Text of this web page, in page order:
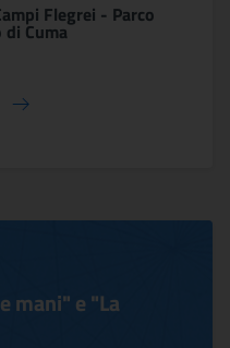
Flegrei - Parco
Cuma
mani" e "La